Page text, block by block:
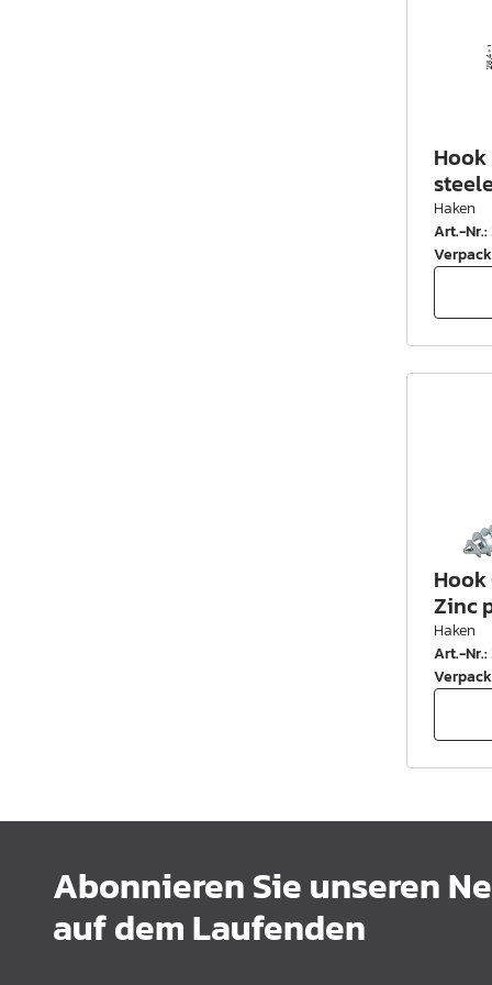
Hook
Haken
Art.-Nr.:
Zinc
Haken
Art.-Nr.:
Abonnieren Sie unseren
auf dem Laufenden